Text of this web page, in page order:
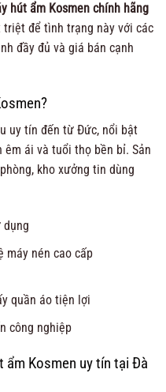
hút ẩm Kosmen chính hãng
để tình trạng này với các
đầy đủ và giá bán cạnh
uy tín đến từ Đức, nổi bật
ái và tuổi thọ bền bỉ. Sản
kho xưởng tin dùng
dụng
máy nén cao cấp
quần áo tiện lợi
công nghiệp
ẩm Kosmen uy tín tại Đà